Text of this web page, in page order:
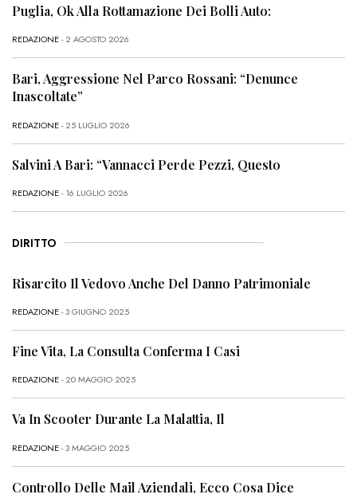
Puglia, Ok Alla Rottamazione Dei Bolli Auto:
REDAZIONE- 2 AGOSTO 2026
Bari, Aggressione Nel Parco Rossani: “Denunce
Inascoltate”
REDAZIONE- 25 LUGLIO 2026
Salvini A Bari: “Vannacci Perde Pezzi, Questo
REDAZIONE- 16 LUGLIO 2026
DIRITTO
Risarcito Il Vedovo Anche Del Danno Patrimoniale
REDAZIONE- 3 GIUGNO 2025
Fine Vita, La Consulta Conferma I Casi
REDAZIONE- 20 MAGGIO 2025
Va In Scooter Durante La Malattia, Il
REDAZIONE- 3 MAGGIO 2025
Controllo Delle Mail Aziendali, Ecco Cosa Dice